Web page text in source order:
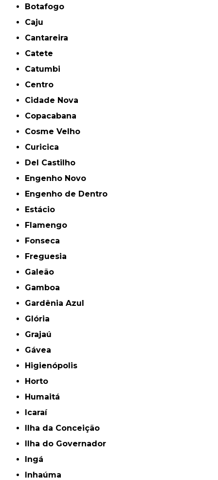
Botafogo
Caju
Cantareira
Catete
Catumbi
Centro
Cidade Nova
Copacabana
Cosme Velho
Curicica
Del Castilho
Engenho Novo
Engenho de Dentro
Estácio
Flamengo
Fonseca
Freguesia
Galeão
Gamboa
Gardênia Azul
Glória
Grajaú
Gávea
Higienópolis
Horto
Humaitá
Icaraí
Ilha da Conceição
Ilha do Governador
Ingá
Inhaúma